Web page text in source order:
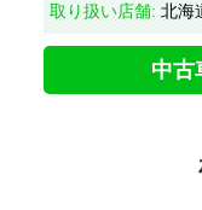
取り扱い店舗: 北海
中古